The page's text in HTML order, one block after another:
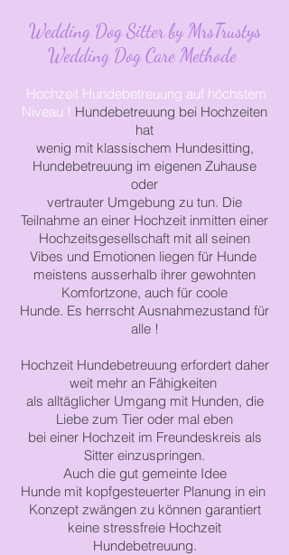
Wedding Dog Sitter by MrsTrustys
Wedding Dog Care Methode
​Hochzeit Hundebetreuung auf höchstem
Niveau ! Hundebetreuung bei Hochzeiten
hat
wenig mit klassischem Hundesitting,
Hundebetreuung im eigenen Zuhause
oder
vertrauter Umgebung zu tun. Die
Teilnahme an einer Hochzeit inmitten einer
Hochzeitsgesellschaft mit all seinen
Vibes und Emotionen liegen für Hunde
meistens ausserhalb ihrer gewohnten
Komfortzone, auch für coole
Hunde. Es herrscht Ausnahmezustand für
alle !
Hochzeit Hundebetreuung erfordert daher
weit mehr an Fähigkeiten
als alltäglicher Umgang mit Hunden, die
Liebe zum Tier oder mal eben
bei einer Hochzeit im Freundeskreis als
Sitter einzuspringen.
Auch die gut gemeinte Idee
Hunde mit kopfgesteuerter Planung in ein
Konzept zwängen zu können garantiert
keine stressfreie Hochzeit
Hundebetreuung.